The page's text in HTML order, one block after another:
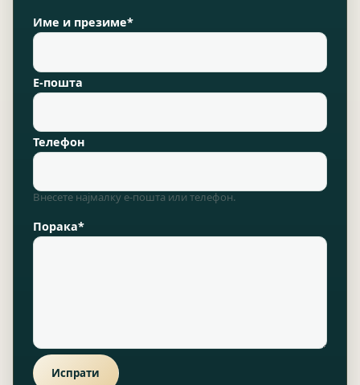
Име и презиме*
Е-пошта
Телефон
Внесете најмалку е-пошта или телефон.
Порака*
Испрати